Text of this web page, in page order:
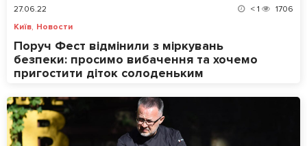
27.06.22 < 1
1706
Київ, Новости
Поруч Фест відмінили з міркувань
безпеки: просимо вибачення та хочемо
пригостити діток солоденьким